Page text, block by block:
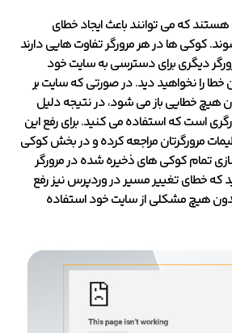
که می توانند باعث ایجاد خطای
کوکی ها در هر مرورگر تفاوت هایی دارند
دیگری برای دسترسی به سایت خود
خطا را نخواهید دید. در صورتی که سایت بر
هیچ خطایی باز می شود، در نتیجه دلیل
است که استفاده می کنید. برای رفع این
مرورگرتان مراجعه کرده و در بخش کوکی
تمام کوکی های ذخیره شده در مرورگر
خطای تغییر مسیر در وردپرس نیز رفع
هیچ مشکلی از سایت خود استفاده